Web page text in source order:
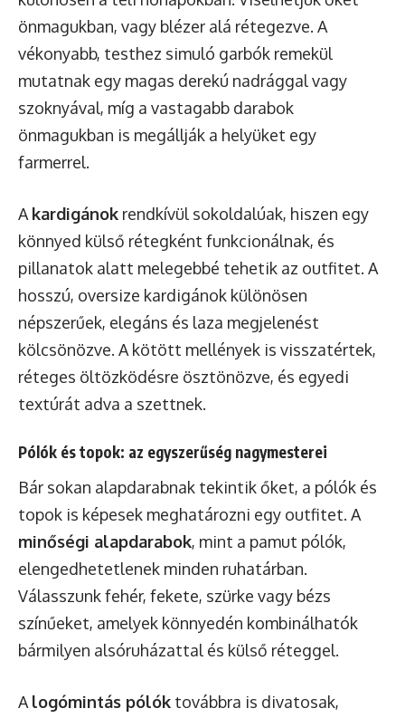
önmagukban, vagy blézer alá rétegezve. A
vékonyabb, testhez simuló garbók remekül
mutatnak egy magas derekú nadrággal vagy
szoknyával, míg a vastagabb darabok
önmagukban is megállják a helyüket egy
farmerrel.
A kardigánok rendkívül sokoldalúak, hiszen egy
könnyed külső rétegként funkcionálnak, és
pillanatok alatt melegebbé tehetik az outfitet. A
hosszú, oversize kardigánok különösen
népszerűek, elegáns és laza megjelenést
kölcsönözve. A kötött mellények is visszatértek,
réteges öltözködésre ösztönözve, és egyedi
textúrát adva a szettnek.
Pólók és topok: az egyszerűség nagymesterei
Bár sokan alapdarabnak tekintik őket, a pólók és
topok is képesek meghatározni egy outfitet. A
minőségi alapdarabok, mint a pamut pólók,
elengedhetetlenek minden ruhatárban.
Válasszunk fehér, fekete, szürke vagy bézs
színűeket, amelyek könnyedén kombinálhatók
bármilyen alsóruházattal és külső réteggel.
A logómintás pólók továbbra is divatosak,